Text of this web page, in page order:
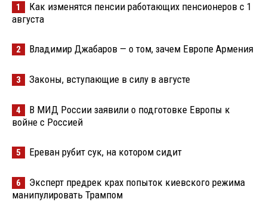
1
Как изменятся пенсии работающих пенсионеров с 1
августа
2 Владимир Джабаров — о том, зачем Европе Армения
3 Законы, вступающие в силу в августе
4
В МИД России заявили о подготовке Европы к
войне с Россией
5 Ереван рубит сук, на котором сидит
6
Эксперт предрек крах попыток киевского режима
манипулировать Трампом